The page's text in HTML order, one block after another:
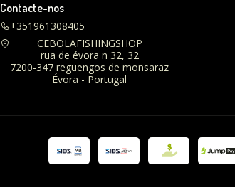
Contacte-nos
+351961308405
CEBOLAFISHINGSHOP
rua de évora n 32, 32
7200-347 reguengos de monsaraz
Évora - Portugal